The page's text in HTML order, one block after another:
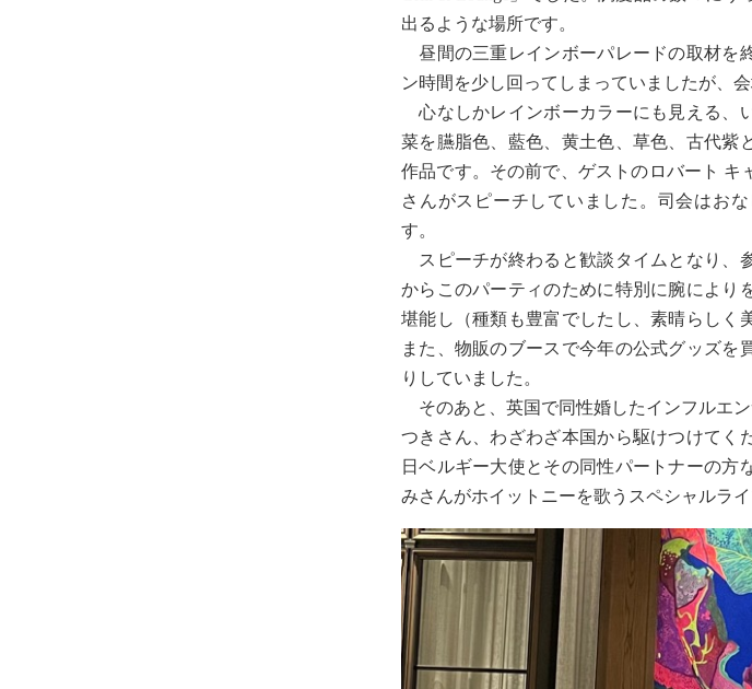
出るような場所です。
昼間の三重レインボーパレードの取材を
ン時間を少し回ってしまっていましたが、
心なしかレインボーカラーにも見える、
菜を臙脂色、藍色、黄土色、草色、古代紫
作品です。その前で、ゲストのロバート キ
さんがスピーチしていました。司会はお
す。
スピーチが終わると歓談タイムとなり、
からこのパーティのために特別に腕により
堪能し（種類も豊富でしたし、素晴らしく
また、物販のブースで今年の公式グッズを
りしていました。
そのあと、英国で同性婚したインフルエ
つきさん、わざわざ本国から駆けつけてく
日ベルギー大使とその同性パートナーの方
みさんがホイットニーを歌うスペシャルライ